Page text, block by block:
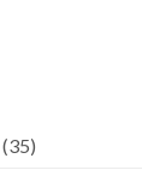
(35)